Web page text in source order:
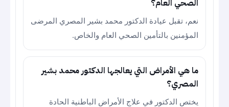
الصحي العام؟
نعم، تقبل عيادة الدكتور محمد بشير المصري المرضى
المؤمنين بالتأمين الصحي العام والخاص.
ما هي الأمراض التي يعالجها الدكتور محمد بشير
المصري؟
يختص الدكتور في علاج الأمراض الباطنية الحادة